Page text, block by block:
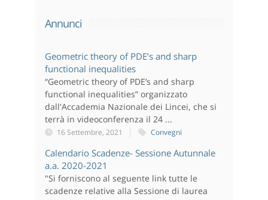
Annunci
Geometric theory of PDE’s and sharp
functional inequalities
“Geometric theory of PDE’s and sharp
functional inequalities” organizzato
dall'Accademia Nazionale dei Lincei, che si
terrà in videoconferenza il 24 ...
16 Settembre, 2021 Convegni
Calendario Scadenze- Sessione Autunnale
a.a. 2020-2021
"Si forniscono al seguente link tutte le
scadenze relative alla Sessione di laurea